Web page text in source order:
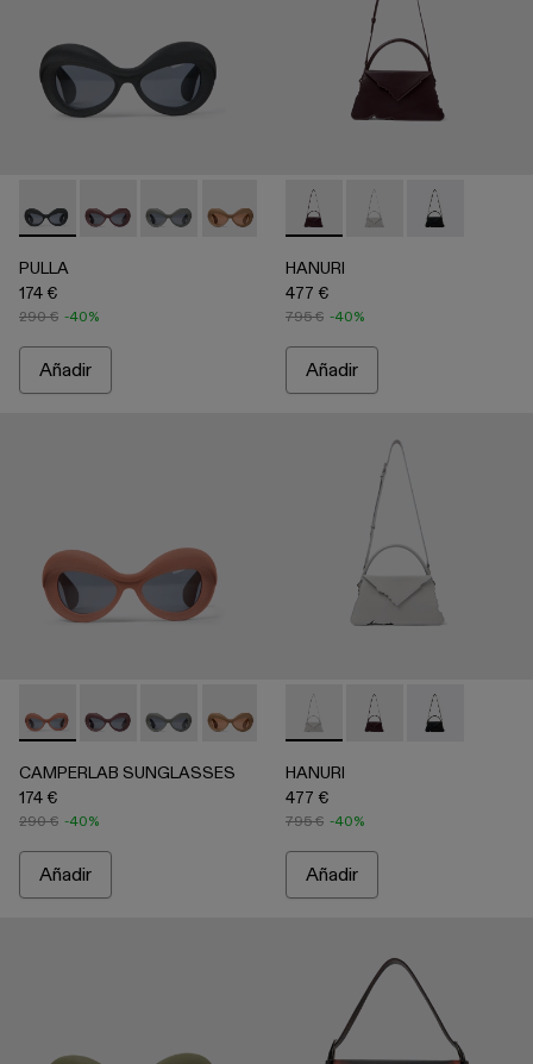
PULLA - AS00006-001 - NEGRO
PULLA - AS00006-007
PULLA - AS00006-006
PULLA - AS00006-005 - BEIGE
PULLA - AS00006-003 -
PULLA - AS00006-002
PULLA
174 €
290 € -40%
Añadir
HANURI - AB00004-004 -
HANURI -HANURI -
HANURI
477 €
795 € -40%
Añadir
CAMPERLAB SUNGLASSES - AS00006-003 - Gafas de
CAMPERLAB SUNGLASSES - AS00006-007
CAMPERLAB SUNGLASSES - AS00006-006
CAMPERLAB SUNGLASSES -
CAMPERLAB SUNGLASSES
CAMPERLAB
CAMPERLAB SUNGLASSES
174 €
290 € -40%
Añadir
HANURI - AB00004-005 -
HANURI -HANURI -
HANURI
477 €
795 € -40%
Añadir